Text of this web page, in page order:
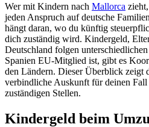
Wer mit Kindern nach Mallorca
jeden Anspruch auf deutsche
hängt daran, wo du künftig
dich zuständig wird. Kindergeld,
Deutschland folgen
Spanien EU-Mitglied ist, gibt es
den Ländern. Dieser Überblick
verbindliche Auskunft für deinen Fall
zuständigen Stellen.
Kindergeld beim